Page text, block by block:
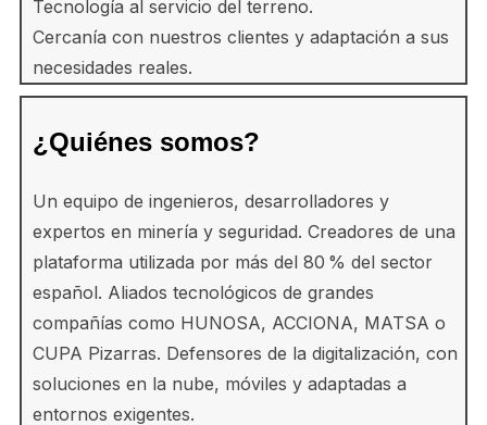
Tecnología al servicio del terreno.
Cercanía con nuestros clientes y adaptación a sus
necesidades reales.
¿Quiénes somos?
Un equipo de ingenieros, desarrolladores y
expertos en minería y seguridad. Creadores de una
plataforma utilizada por más del 80 % del sector
español. Aliados tecnológicos de grandes
compañías como HUNOSA, ACCIONA, MATSA o
CUPA Pizarras. Defensores de la digitalización, con
soluciones en la nube, móviles y adaptadas a
entornos exigentes.